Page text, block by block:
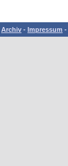
Archiv - Impressum -